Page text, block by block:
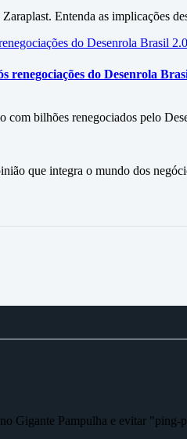
Entenda as implicações
renegociações do Desenrola
com bilhões renegociados pelo
que integra o mundo dos
Gigante Pampulha e evitar "ping-